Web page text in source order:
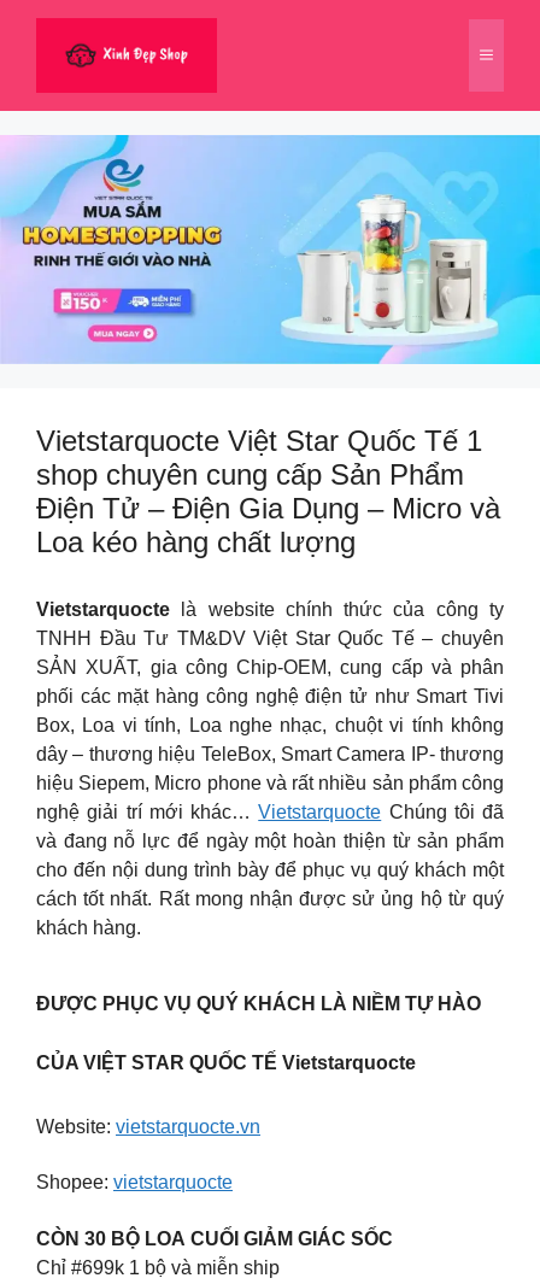
dung
Menu
Vietstarquocte Việt Star Quốc Tế 1
shop chuyên cung cấp Sản Phẩm
Điện Tử – Điện Gia Dụng – Micro và
Loa kéo hàng chất lượng
Vietstarquocte là website chính thức của công ty
TNHH Đầu Tư TM&DV Việt Star Quốc Tế – chuyên
SẢN XUẤT, gia công Chip-OEM, cung cấp và phân
phối các mặt hàng công nghệ điện tử như Smart Tivi
Box, Loa vi tính, Loa nghe nhạc, chuột vi tính không
dây – thương hiệu TeleBox, Smart Camera IP- thương
hiệu Siepem, Micro phone và rất nhiều sản phẩm công
nghệ giải trí mới khác…Vietstarquocte Chúng tôi đã
và đang nỗ lực để ngày một hoàn thiện từ sản phẩm
cho đến nội dung trình bày để phục vụ quý khách một
cách tốt nhất. Rất mong nhận được sử ủng hộ từ quý
khách hàng.
ĐƯỢC PHỤC VỤ QUÝ KHÁCH LÀ NIỀM TỰ HÀO
CỦA VIỆT STAR QUỐC TẾ Vietstarquocte
Website: vietstarquocte.vn
Shopee: vietstarquocte
CÒN 30 BỘ LOA CUỐI GIẢM GIÁC SỐC
Chỉ #699k 1 bộ và miễn ship